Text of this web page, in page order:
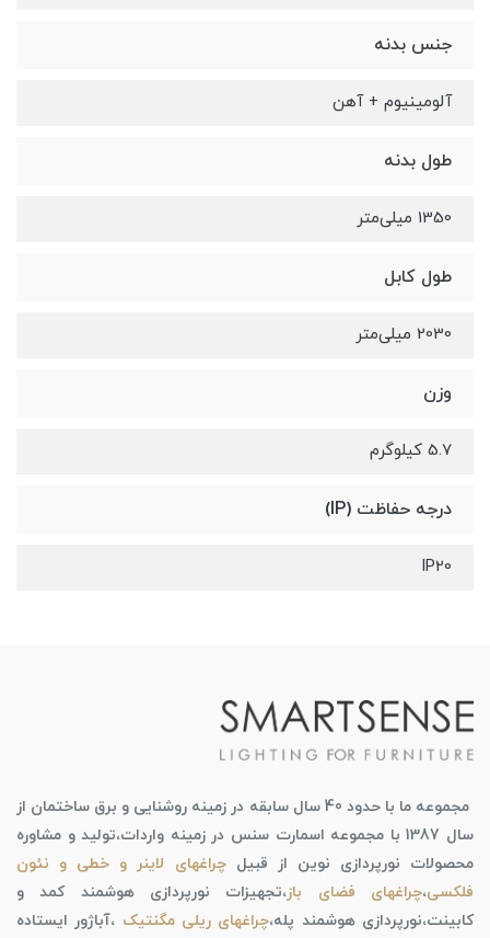
جنس بدنه
آلومینیوم + آهن
طول بدنه
1350 میلی‌متر
طول کابل
2030 میلی‌متر
وزن
5.7 کیلوگرم
درجه حفاظت (IP)
IP20
مجموعه ما با حدود 40 سال سابقه در زمینه روشنایی و برق ساختمان از
سال 1387 با مجموعه اسمارت سنس در زمینه واردات،تولید و مشاوره
محصولات نورپردازی نوین از قبیلچراغهای لاینر و خطی و نئون
فلکسی،چراغهای فضای باز،تجهیزات نورپردازی هوشمند کمد و
کابینت،نورپردازی هوشمند پله،چراغهای ریلی مگنتیک ،آباژور ایستاده